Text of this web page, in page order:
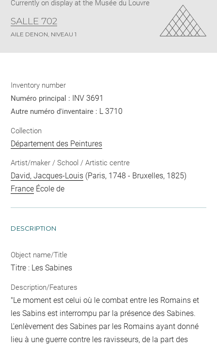
Currently on display at the Musée du Louvre
SALLE 702
AILE DENON, NIVEAU 1
Inventory number
Numéro principal : INV 3691
Autre numéro d'inventaire : L 3710
Collection
Département des Peintures
Artist/maker / School / Artistic centre
David, Jacques-Louis (Paris, 1748 - Bruxelles, 1825)
France École de
DESCRIPTION
Object name/Title
Titre : Les Sabines
Description/Features
"Le moment est celui où le combat entre les Romains et
les Sabins est interrompu par la présence des Sabines.
L'enlèvement des Sabines par les Romains ayant donné
lieu à une guerre contre les ravisseurs, de la part des